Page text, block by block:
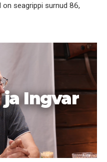
seagrippi surnud 86,
ja Ingvar